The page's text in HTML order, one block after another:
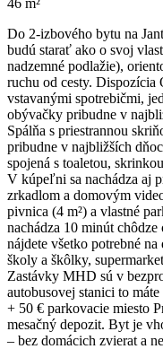
46 m²
Do 2-izbového bytu na
budú starať ako o svoj
nadzemné podlažie),
ruchu od cesty. Dispozícia
vstavanými spotrebičmi,
obývačky pribudne v
Spálňa s priestrannou
pribudne v najbližších
spojená s toaletou,
V kúpeľni sa nachádza aj
zrkadlom a domovým
pivnica (4 m²) a vlastné
nachádza 10 minút
nájdete všetko potrebné
školy a škôlky,
Zastávky MHD sú v
autobusovej stanici to
+ 50 € parkovacie miesto
mesačný depozit. Byt je
– bez domácich zvierat a